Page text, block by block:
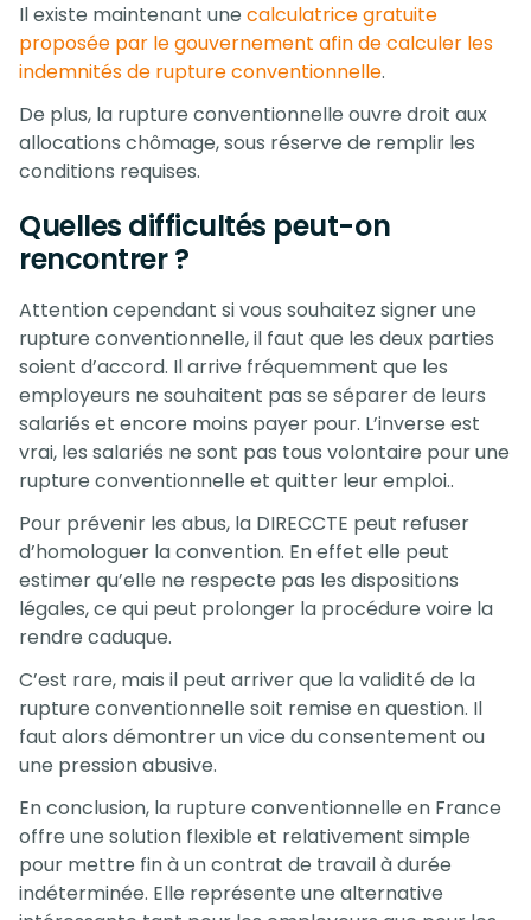
Il existe maintenant une calculatrice gratuite
proposée par le gouvernement afin de calculer les
indemnités de rupture conventionnelle.
De plus, la rupture conventionnelle ouvre droit aux
allocations chômage, sous réserve de remplir les
conditions requises.
Quelles difficultés peut-on
rencontrer ?
Attention cependant si vous souhaitez signer une
rupture conventionnelle, il faut que les deux parties
soient d’accord. Il arrive fréquemment que les
employeurs ne souhaitent pas se séparer de leurs
salariés et encore moins payer pour. L’inverse est
vrai, les salariés ne sont pas tous volontaire pour une
rupture conventionnelle et quitter leur emploi..
Pour prévenir les abus, la DIRECCTE peut refuser
d’homologuer la convention. En effet elle peut
estimer qu’elle ne respecte pas les dispositions
légales, ce qui peut prolonger la procédure voire la
rendre caduque.
C’est rare, mais il peut arriver que la validité de la
rupture conventionnelle soit remise en question. Il
faut alors démontrer un vice du consentement ou
une pression abusive.
En conclusion, la rupture conventionnelle en France
offre une solution flexible et relativement simple
pour mettre fin à un contrat de travail à durée
indéterminée. Elle représente une alternative